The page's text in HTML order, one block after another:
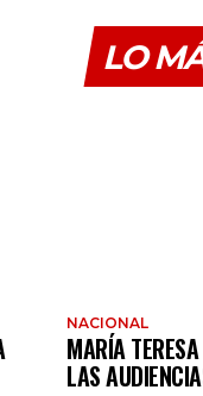
LO
NACIONAL
MARÍA TERESA
LAS